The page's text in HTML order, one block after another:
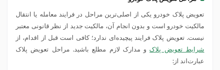
تعویض پلاک خودرو یکی از اصلی‌ترین مراحل در فرایند معامله یا انتقال
مالکیت خودرو است و بدون انجام آن، مالکیت جدید از نظر قانونی معتبر
نیست. تعویض پلاک فرایند پیچیده‌ای ندارد؛ کافی است قبل از اقدام، از
شرایط تعویض پلاک و مدارک لازم مطلع باشید. مراحل تعویض پلاک
عبارت‌اند از: